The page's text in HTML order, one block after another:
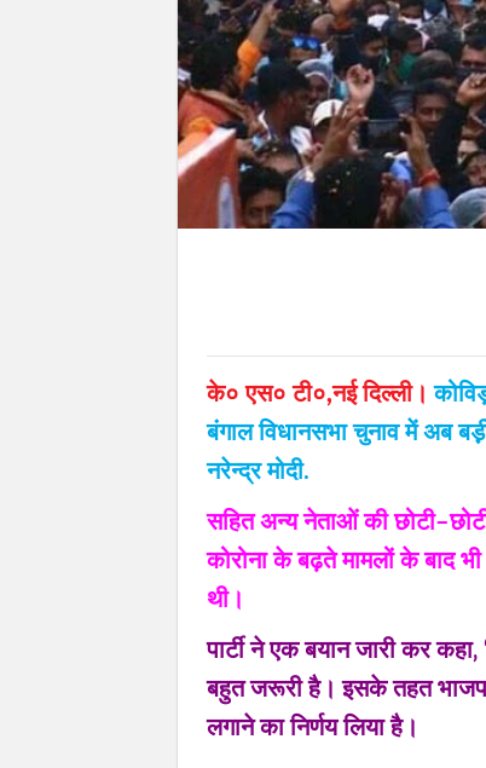
के० एस० टी०,नई दिल्ली।
बंगाल विधानसभा चुनाव में अब
नरेन्द्र मोदी.
सहित अन्य नेताओं की
कोरोना के बढ़ते मामलों के बाद
थी।
पार्टी ने एक बयान जारी कर
बहुत जरूरी है। इसके तहत
लगाने का निर्णय लिया है।